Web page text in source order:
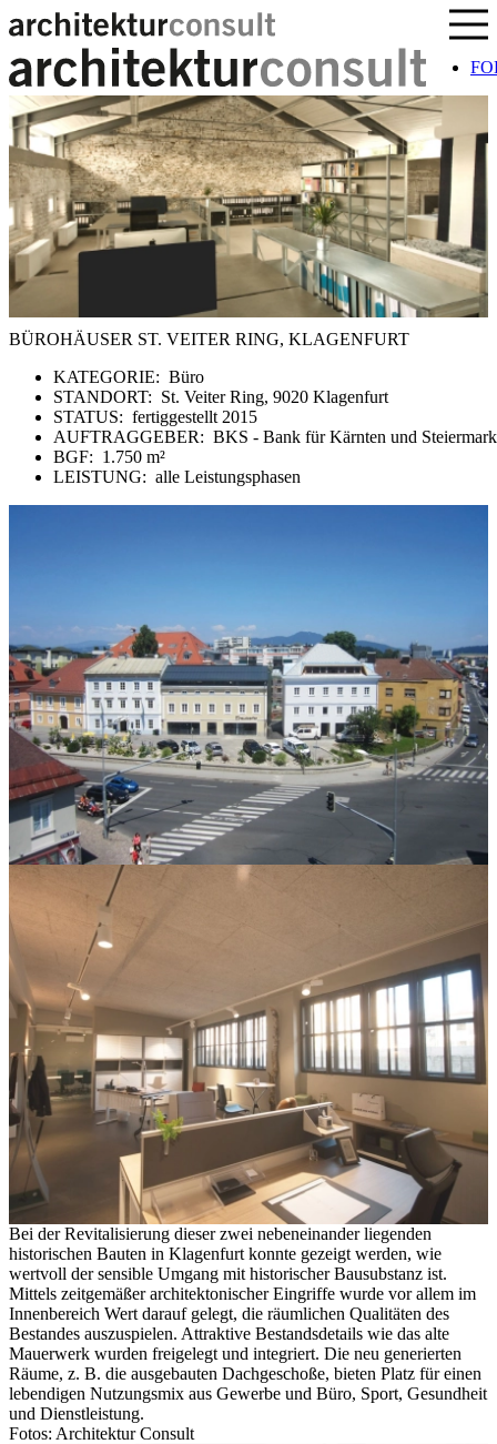
Sprung zum Inhalt
BÜROHÄUSER ST. VEITER RING, KLAGENFURT
KATEGORIE: Büro
STANDORT: St. Veiter Ring, 9020 Klagenfurt
STATUS: fertiggestellt 2015
AUFTRAGGEBER: BKS - Bank für Kärnten und Steiermark
BGF: 1.750 m²
LEISTUNG: alle Leistungsphasen
Bei der Revitalisierung dieser zwei nebeneinander liegenden
historischen Bauten in Klagenfurt konnte gezeigt werden, wie
wertvoll der sensible Umgang mit historischer Bausubstanz ist.
Mittels zeitgemäßer architektonischer Eingriffe wurde vor allem im
Innenbereich Wert darauf gelegt, die räumlichen Qualitäten des
Bestandes auszuspielen. Attraktive Bestandsdetails wie das alte
Mauerwerk wurden freigelegt und integriert. Die neu generierten
Räume, z. B. die ausgebauten Dachgeschoße, bieten Platz für einen
lebendigen Nutzungsmix aus Gewerbe und Büro, Sport, Gesundheit
und Dienstleistung.
Fotos: Architektur Consult